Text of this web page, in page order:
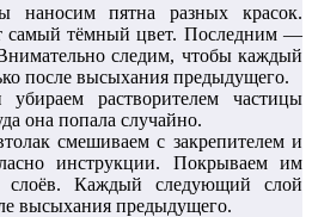
наносим пятна разных красок.
самый тёмный цвет. Последним —
следим, чтобы каждый
после высыхания предыдущего.
растворителем частицы
она попала случайно.
смешиваем с закрепителем и
инструкции. Покрываем им
слоёв. Каждый следующий слой
высыхания предыдущего.